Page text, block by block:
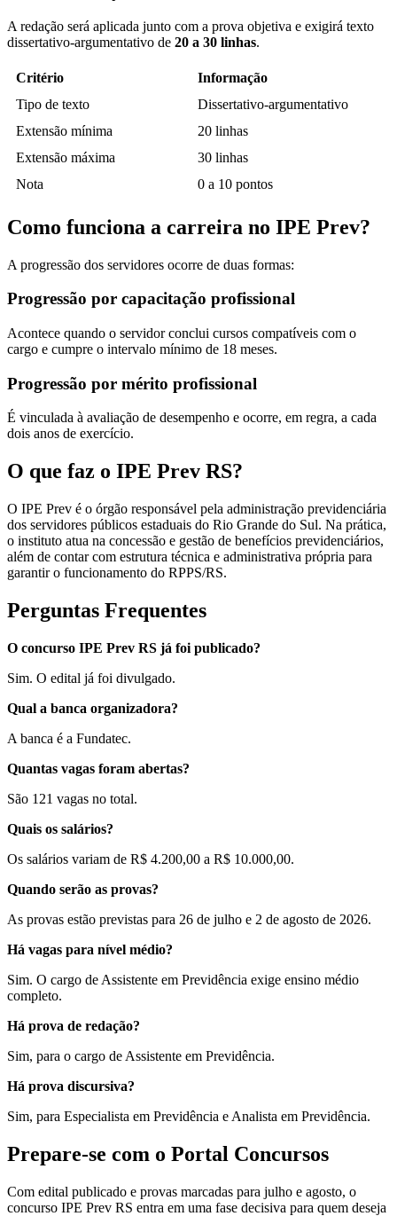
A redação será aplicada junto com a prova objetiva e exigirá texto
dissertativo-argumentativo de 20 a 30 linhas.
Critério
Informação
Tipo de texto
Dissertativo-argumentativo
Extensão mínima
20 linhas
Extensão máxima
30 linhas
Nota
0 a 10 pontos
Como funciona a carreira no IPE Prev?
A progressão dos servidores ocorre de duas formas:
Progressão por capacitação profissional
Acontece quando o servidor conclui cursos compatíveis com o
cargo e cumpre o intervalo mínimo de 18 meses.
Progressão por mérito profissional
É vinculada à avaliação de desempenho e ocorre, em regra, a cada
dois anos de exercício.
O que faz o IPE Prev RS?
O IPE Prev é o órgão responsável pela administração previdenciária
dos servidores públicos estaduais do Rio Grande do Sul. Na prática,
o instituto atua na concessão e gestão de benefícios previdenciários,
além de contar com estrutura técnica e administrativa própria para
garantir o funcionamento do RPPS/RS.
Perguntas Frequentes
O concurso IPE Prev RS já foi publicado?
Sim. O edital já foi divulgado.
Qual a banca organizadora?
A banca é a Fundatec.
Quantas vagas foram abertas?
São 121 vagas no total.
Quais os salários?
Os salários variam de R$ 4.200,00 a R$ 10.000,00.
Quando serão as provas?
As provas estão previstas para 26 de julho e 2 de agosto de 2026.
Há vagas para nível médio?
Sim. O cargo de Assistente em Previdência exige ensino médio
completo.
Há prova de redação?
Sim, para o cargo de Assistente em Previdência.
Há prova discursiva?
Sim, para Especialista em Previdência e Analista em Previdência.
Prepare-se com o Portal Concursos
Com edital publicado e provas marcadas para julho e agosto, o
concurso IPE Prev RS entra em uma fase decisiva para quem deseja